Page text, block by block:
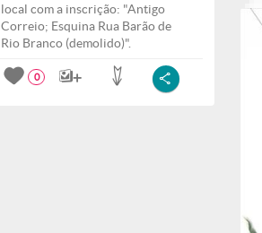
local com a inscrição: "Antigo
Correio; Esquina Rua Barão de
Rio Branco (demolido)".
0